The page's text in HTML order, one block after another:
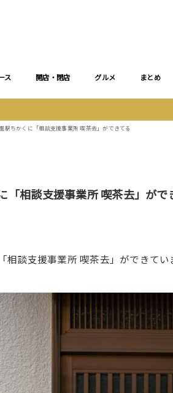
ス 開店・閉店 グルメ まとめ
駅ちかくに「相談支援事業所 喫茶去」ができてる
「相談支援事業所 喫茶去」がで
相談支援事業所 喫茶去」ができてい